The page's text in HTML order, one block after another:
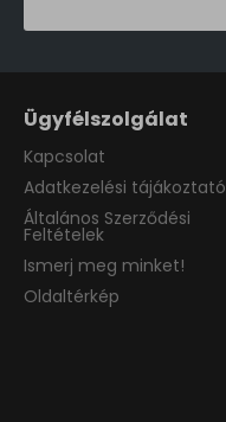
Ügyfélszolgálat
Kapcsolat
Adatkezelési tájákoztató
Általános Szerződési
Feltételek
Ismerj meg minket!
Oldaltérkép